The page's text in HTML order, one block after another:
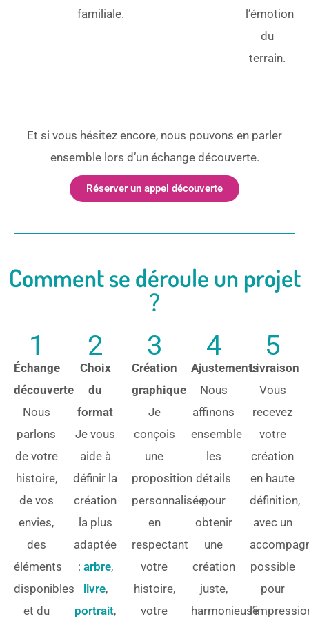
familiale.
l’émotion
du
terrain.
Et si vous hésitez encore, nous pouvons en parler
ensemble lors d’un échange découverte.
Réserver un appel découverte
Comment se déroule un projet
?
1
Échange
découverte
Nous
parlons
de votre
histoire,
de vos
envies,
des
éléments
disponibles
et du
2
Choix
du
format
Je vous
aide à
définir la
création
la plus
adaptée
: arbre,
livre,
portrait,
3
Création
graphique
Je
conçois
une
proposition
personnalisée,
en
respectant
votre
histoire,
votre
4
Ajustements
Nous
affinons
ensemble
les
détails
pour
obtenir
une
création
juste,
harmonieuse
5
Livraison
Vous
recevez
votre
création
en haute
définition,
avec un
possible
pour